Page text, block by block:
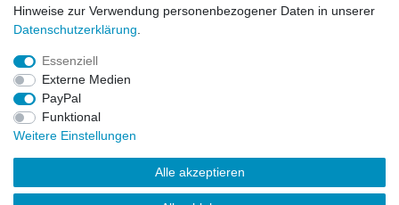
Hinweise zur Verwendung personenbezogener Daten in unserer
Daten­schutz­erklärung
Essenziell
Externe Medien
PayPal
Funktional
Weitere Einstellungen
Alle akzeptieren